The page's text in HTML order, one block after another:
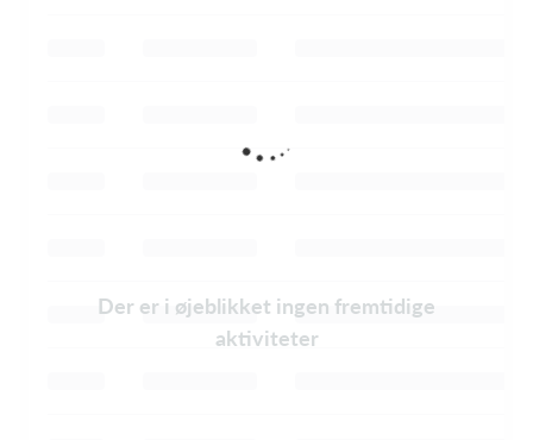
Der er i øjeblikket ingen fremtidige
aktiviteter